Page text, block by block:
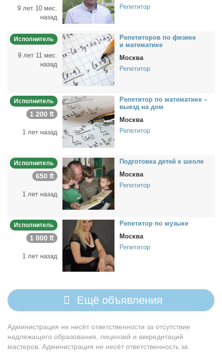
9 лет 10 мес.
назад
Репетитор
Исполнитель
9 лет 11 мес.
назад
Ре­пе­ти­то­ров по физи­ке
и ма­те­ма­ти­ке
Москва
Репетитор
Исполнитель
1 200 ₶
1 лет назад
Ре­пе­ти­тор по ма­те­ма­ти­ке –
вы­езд на дом
Москва
Репетитор
Исполнитель
650 ₶
1 лет назад
Под­го­тов­ка де­тей к шко­ле
Москва
Репетитор
Исполнитель
1 000 ₶
1 лет назад
Ре­пе­ти­тор по му­зы­ке
Москва
Репетитор
Ещё объявления
Администрация не несёт ответственности за отсутствие
надлежащего образования, лицензий и аккредитаций
мастеров. Администрация не несёт ответственность за